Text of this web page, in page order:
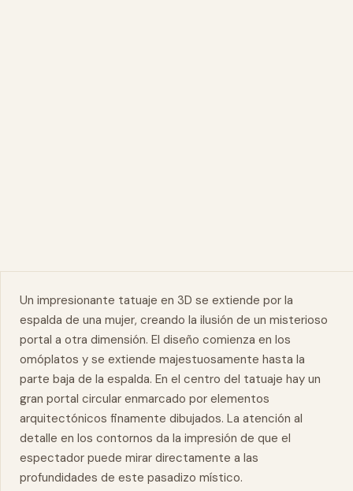
Un impresionante tatuaje en 3D se extiende por la
espalda de una mujer, creando la ilusión de un misterioso
portal a otra dimensión. El diseño comienza en los
omóplatos y se extiende majestuosamente hasta la
parte baja de la espalda. En el centro del tatuaje hay un
gran portal circular enmarcado por elementos
arquitectónicos finamente dibujados. La atención al
detalle en los contornos da la impresión de que el
espectador puede mirar directamente a las
profundidades de este pasadizo místico.